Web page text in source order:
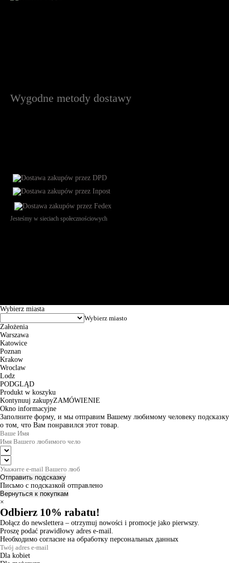
Wygodne metody dostawy
Jesteśmy w sieciach społecznościowych
Wybierz miasta
Założenia
Warszawa
Katowice
Poznan
Krakow
Wroclaw
Lodz
PODGLĄD
Produkt w koszyku
Kontynuuj zakupyZAMÓWIENIE
Okno informacyjne
Заполните форму, и мы отправим Вашему любимому человеку подсказку
о том, что Вам понравился этот товар.
Отправить подсказку
Письмо с подсказкой отправлено
Вернуться к покупкам
×
Odbierz 10% rabatu!
Dołącz do newslettera – otrzymuj nowości i promocje jako pierwszy.
Proszę podać prawidłowy adres e-mail.
Необходимо согласие на обработку персональных данных
Dla kobiet